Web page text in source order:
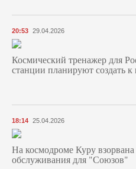
20:53 29.04.2026
Космический тренажер для
станции планируют создать к
18:14 25.04.2026
На космодроме Куру
обслуживания для "Союзов"